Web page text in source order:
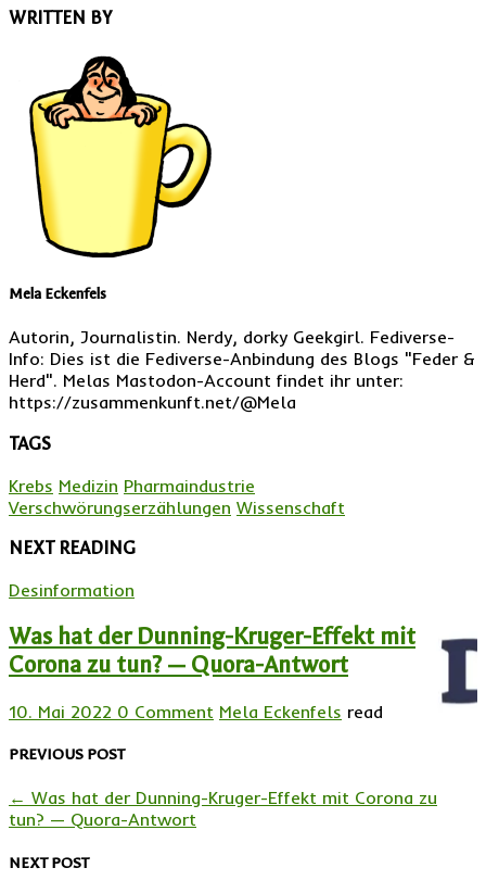
WRITTEN BY
Mela Eckenfels
Autorin, Journalistin. Nerdy, dorky Geekgirl. Fediverse-
Info: Dies ist die Fediverse-Anbindung des Blogs "Feder &
Herd". Melas Mastodon-Account findet ihr unter:
https://zusammenkunft.net/@Mela
TAGS
Krebs Medizin Pharmaindustrie
Verschwörungserzählungen Wissenschaft
NEXT READING
Desinformation
Was hat der Dunning-Kruger-Effekt mit
Corona zu tun? — Quora-Antwort
10. Mai 2022 0 Comment Mela Eckenfels read
PREVIOUS POST
← Was hat der Dunning-Kruger-Effekt mit Corona zu
tun? — Quora-Antwort
NEXT POST